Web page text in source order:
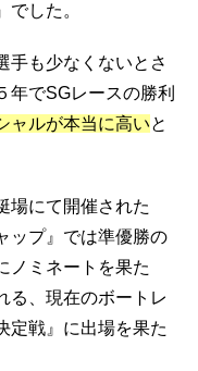
した。
手も少なくないとさ
年でSGレースの勝利
ャルが本当に高いと
場にて開催された
ップ』では準優勝の
ノミネートを果た
る、現在のボートレ
定戦』に出場を果た